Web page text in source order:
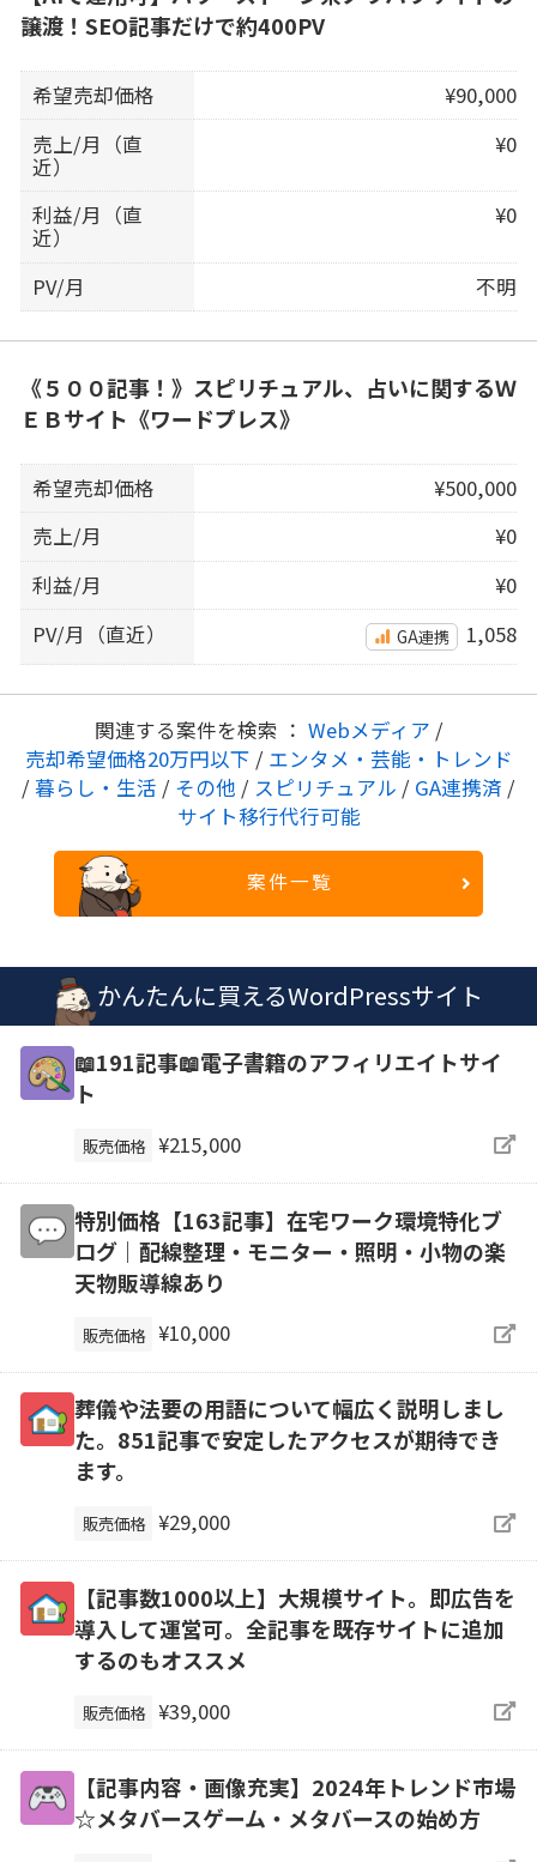
譲渡！SEO記事だけで約400PV
希望売却価格
¥90,000
売上/月（直
近）
¥0
利益/月（直
近）
¥0
PV/月 不明
《５００記事！》スピリチュアル、占いに関するＷ
ＥＢサイト《ワードプレス》
希望売却価格
¥500,000
売上/月
¥0
利益/月
¥0
PV/月（直近）
GA連携 1,058
関連する案件を検索 ： Webメディア /
売却希望価格20万円以下 / エンタメ・芸能・トレンド
/ 暮らし・生活 / その他 / スピリチュアル / GA連携済 /
サイト移行代行可能
案件一覧
かんたんに買えるWordPressサイト
📖191記事📖電子書籍のアフィリエイトサイ
ト
販売価格 ¥215,000
特別価格【163記事】在宅ワーク環境特化ブ
ログ｜配線整理・モニター・照明・小物の楽
天物販導線あり
販売価格 ¥10,000
葬儀や法要の用語について幅広く説明しまし
た。851記事で安定したアクセスが期待でき
ます。
販売価格 ¥29,000
【記事数1000以上】大規模サイト。即広告を
導入して運営可。全記事を既存サイトに追加
するのもオススメ
販売価格 ¥39,000
【記事内容・画像充実】2024年トレンド市場
☆メタバースゲーム・メタバースの始め方